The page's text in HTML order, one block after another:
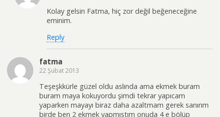
Kolay gelsin Fatma, hiç zor değil beğeneceğine
eminim.
Reply
fatma
22 Şubat 2013
Teşeşkkürle güzel oldu aslında ama ekmek buram
buram maya kokuyordu şimdi tekrar yapıcam
yaparken mayayı biraz daha azaltmam gerek sanırım
birde ben 2 ekmek yapmıstım onuda 4 e bölüp